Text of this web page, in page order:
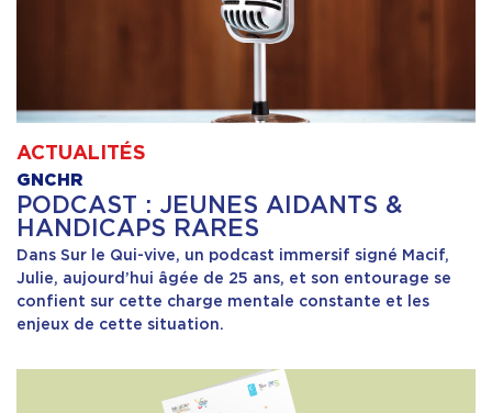
ACTUALITÉS
GNCHR
PODCAST : JEUNES AIDANTS &
HANDICAPS RARES
Dans Sur le Qui-vive, un podcast immersif signé Macif,
Julie, aujourd’hui âgée de 25 ans, et son entourage se
confient sur cette charge mentale constante et les
enjeux de cette situation.